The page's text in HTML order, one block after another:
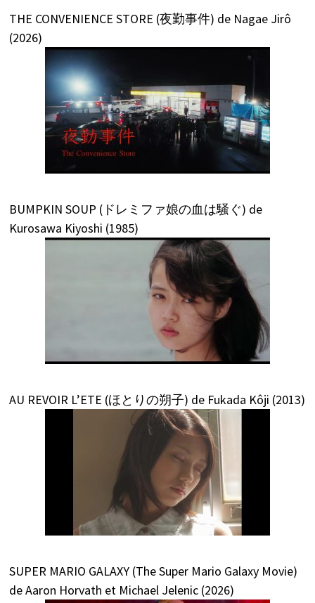
THE CONVENIENCE STORE (夜勤事件) de Nagae Jirô
(2026)
BUMPKIN SOUP (ドレミファ娘の血は騒ぐ) de
Kurosawa Kiyoshi (1985)
AU REVOIR L’ETE (ほとりの朔子) de Fukada Kôji (2013)
SUPER MARIO GALAXY (The Super Mario Galaxy Movie)
de Aaron Horvath et Michael Jelenic (2026)